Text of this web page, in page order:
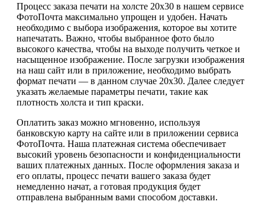
Процесс заказа печати на холсте 20х30 в нашем сервисе
ФотоПочта максимально упрощен и удобен. Начать
необходимо с выбора изображения, которое вы хотите
напечатать. Важно, чтобы выбранное фото было
высокого качества, чтобы на выходе получить четкое и
насыщенное изображение. После загрузки изображения
на наш сайт или в приложение, необходимо выбрать
формат печати — в данном случае 20х30. Далее следует
указать желаемые параметры печати, такие как
плотность холста и тип краски.
Оплатить заказ можно мгновенно, используя
банковскую карту на сайте или в приложении сервиса
ФотоПочта. Наша платежная система обеспечивает
высокий уровень безопасности и конфиденциальности
ваших платежных данных. После оформления заказа и
его оплаты, процесс печати вашего заказа будет
немедленно начат, а готовая продукция будет
отправлена выбранным вами способом доставки.